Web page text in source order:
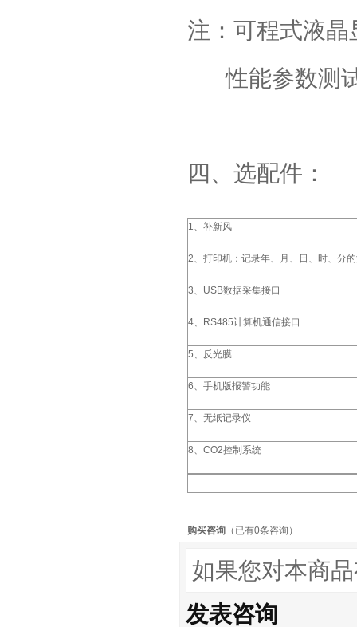
注：可程式液晶
性能参数测
四、选配件：
1、补新风
2、打印机：记录年、月、日、时、分
3、 USB数据采集接口
4、 RS485计算机通信接口
5、反光膜
6、手机版报警功能
7、无纸记录仪
8、 CO2控制系统
购买咨询 （已有0条咨询）
如果您对本商
发表咨询